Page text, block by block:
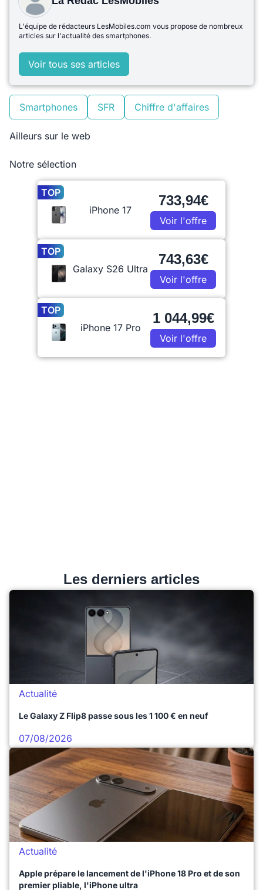
L'équipe de rédacteurs LesMobiles.com vous propose de nombreux
articles sur l'actualité des smartphones.
Voir tous ses articles
Smartphones SFR Chiffre d'affaires
Ailleurs sur le web
Notre sélection
TOP
iPhone 17
733,94€
Voir l'offre
TOP
Galaxy S26 Ultra
743,63€
Voir l'offre
TOP
iPhone 17 Pro
1 044,99€
Voir l'offre
Les derniers articles
Actualité
Le Galaxy Z Flip8 passe sous les 1 100 € en neuf
07/08/2026
Actualité
Apple prépare le lancement de l'iPhone 18 Pro et de son
premier pliable, l'iPhone ultra